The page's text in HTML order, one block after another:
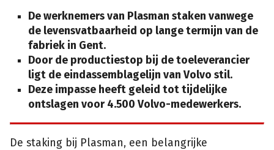
De werknemers van Plasman staken vanwege
de levensvatbaarheid op lange termijn van de
fabriek in Gent.
Door de productiestop bij de toeleverancier
ligt de eindassemblagelijn van Volvo stil.
Deze impasse heeft geleid tot tijdelijke
ontslagen voor 4.500 Volvo-medewerkers.
De staking bij Plasman, een belangrijke